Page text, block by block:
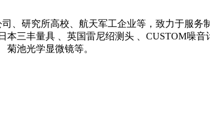
、研究所高校、航天军工企业等，致力于服务
三丰量具 、英国雷尼绍测头 、CUSTOM噪音
池光学显微镜等。